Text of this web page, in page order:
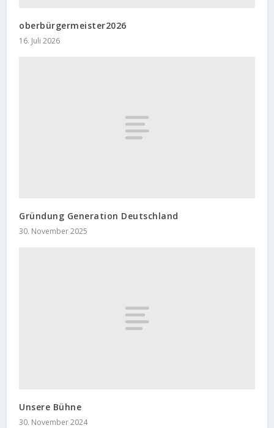
oberbürgermeister2026
16. Juli 2026
Gründung Generation Deutschland
30. November 2025
Unsere Bühne
30. November 2024